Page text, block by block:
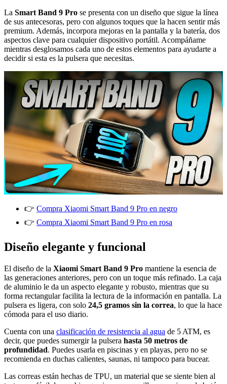
La Smart Band 9 Pro se presenta con un diseño que sigue la línea
de sus antecesoras, pero con algunos toques que la hacen sentir más
premium. Además, incorpora mejoras en la pantalla y la batería, dos
aspectos clave para cualquier dispositivo portátil. Acompáñame
mientras desglosamos cada uno de estos elementos para ayudarte a
decidir si esta es la pulsera que necesitas.
👉 Compra Xiaomi Smart Band 9 Pro en negro
👉 Compra Xiaomi Smart Band 9 Pro en rosa
Diseño elegante y funcional
El diseño de la Xiaomi Smart Band 9 Pro mantiene la esencia de
las generaciones anteriores, pero con un toque más refinado. La caja
de aluminio le da un aspecto elegante y robusto, mientras que su
forma rectangular facilita la lectura de la información en pantalla. La
pulsera es ligera, con solo 24,5 gramos sin la correa, lo que la hace
cómoda para el uso diario.
Cuenta con una clasificación de resistencia al agua de 5 ATM, es
decir, que puedes sumergir la pulsera hasta 50 metros de
profundidad. Puedes usarla en piscinas y en playas, pero no se
recomienda en duchas calientes, saunas, ni tampoco para bucear.
Las correas están hechas de TPU, un material que se siente bien al